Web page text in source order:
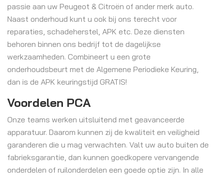
passie aan uw Peugeot & Citroën of ander merk auto.
Naast onderhoud kunt u ook bij ons terecht voor
reparaties, schadeherstel, APK etc. Deze diensten
behoren binnen ons bedrijf tot de dagelijkse
werkzaamheden. Combineert u een grote
onderhoudsbeurt met de Algemene Periodieke Keuring,
dan is de APK keuringstijd GRATIS!
Voordelen PCA
Onze teams werken uitsluitend met geavanceerde
apparatuur. Daarom kunnen zij de kwaliteit en veiligheid
garanderen die u mag verwachten. Valt uw auto buiten de
fabrieksgarantie, dan kunnen goedkopere vervangende
onderdelen of ruilonderdelen een goede optie zijn. In alle